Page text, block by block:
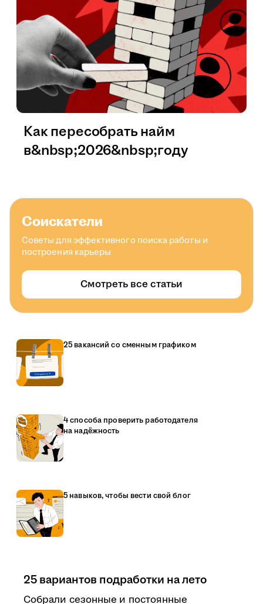
Как пересобрать найм
в&nbsp;2026&nbsp;году
Соискатели
Советы для эффективного поиска работы и
построения карьеры
Смотреть все статьи
25 вакансий со сменным графиком
4 способа проверить работодателя
на надёжность
5 навыков, чтобы вести свой блог
25 вариантов подработки на лето
Собрали сезонные и постоянные